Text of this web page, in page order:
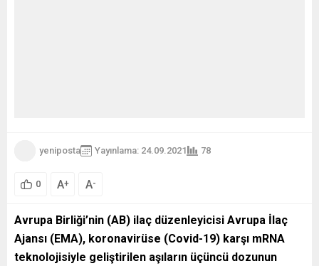
yeniposta Yayınlama: 24.09.2021 78
0 A+ A-
Avrupa Birliği’nin (AB) ilaç düzenleyicisi Avrupa İlaç
Ajansı (EMA), koronavirüse (Covid-19) karşı mRNA
teknolojisiyle geliştirilen aşıların üçüncü dozunun